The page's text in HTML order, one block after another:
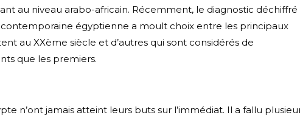
au niveau arabo-africain. Récemment, le diagnostic déchiffré
égyptienne a moult choix entre les principaux
au XXème siècle et d’autres qui sont considérés de
que les premiers.
n’ont jamais atteint leurs buts sur l’immédiat. Il a fallu